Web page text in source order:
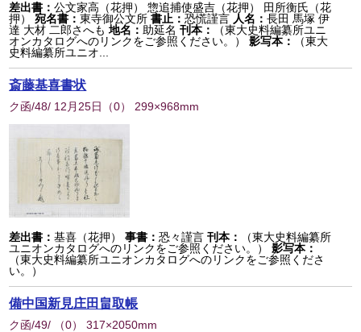
差出書：公文家高（花押） 惣追捕使盛吉（花押） 田所衡氏（花
押）
宛名書：東寺御公文所 書止：恐慌謹言 人名：長田 馬塚 伊
達 大材 二郎さへも 地名： 助延名 刊本：
（東大史料編纂所ユニ
オンカタログへのリンクをご参照ください。）
影写本：
（東大
史料編纂所ユニオ...
斎藤基喜書状
ク函/48/ 12月25日 （0） 299×968mm
差出書：基喜（花押） 事書：恐々謹言 刊本：
（東大史料編纂所
ユニオンカタログへのリンクをご参照ください。）
影写本：
（東大史料編纂所ユニオンカタログへのリンクをご参照くださ
い。）
備中国新見庄田畠取帳
ク函/49/ （0） 317×2050mm